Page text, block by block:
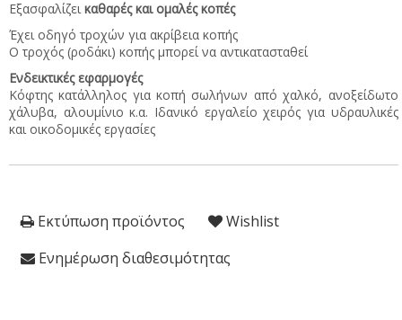
Εξασφαλίζει καθαρές και ομαλές κοπές
Έχει οδηγό τροχών για ακρίβεια κοπής
Ο τροχός (ροδάκι) κοπής μπορεί να αντικατασταθεί
Ενδεικτικές εφαρμογές
Κόφτης κατάλληλος για κοπή σωλήνων από χαλκό, ανοξείδωτο
χάλυβα, αλουμίνιο κ.α. Ιδανικό εργαλείο χειρός για υδραυλικές
και οικοδομικές εργασίες
Εκτύπωση προϊόντος
Wishlist
Ενημέρωση διαθεσιμότητας